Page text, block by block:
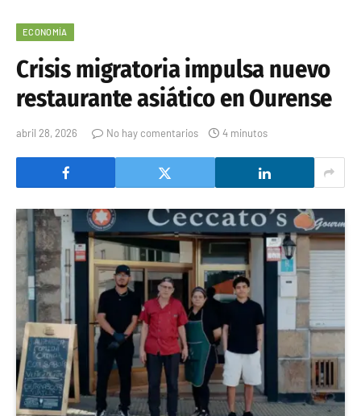
ECONOMÍA
Crisis migratoria impulsa nuevo
restaurante asiático en Ourense
abril 28, 2026 No hay comentarios 4 minutos